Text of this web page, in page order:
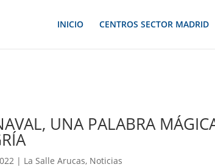
INICIO CENTROS SECTOR MADRID
UNA PALABRA
| La Salle Arucas, Noticias